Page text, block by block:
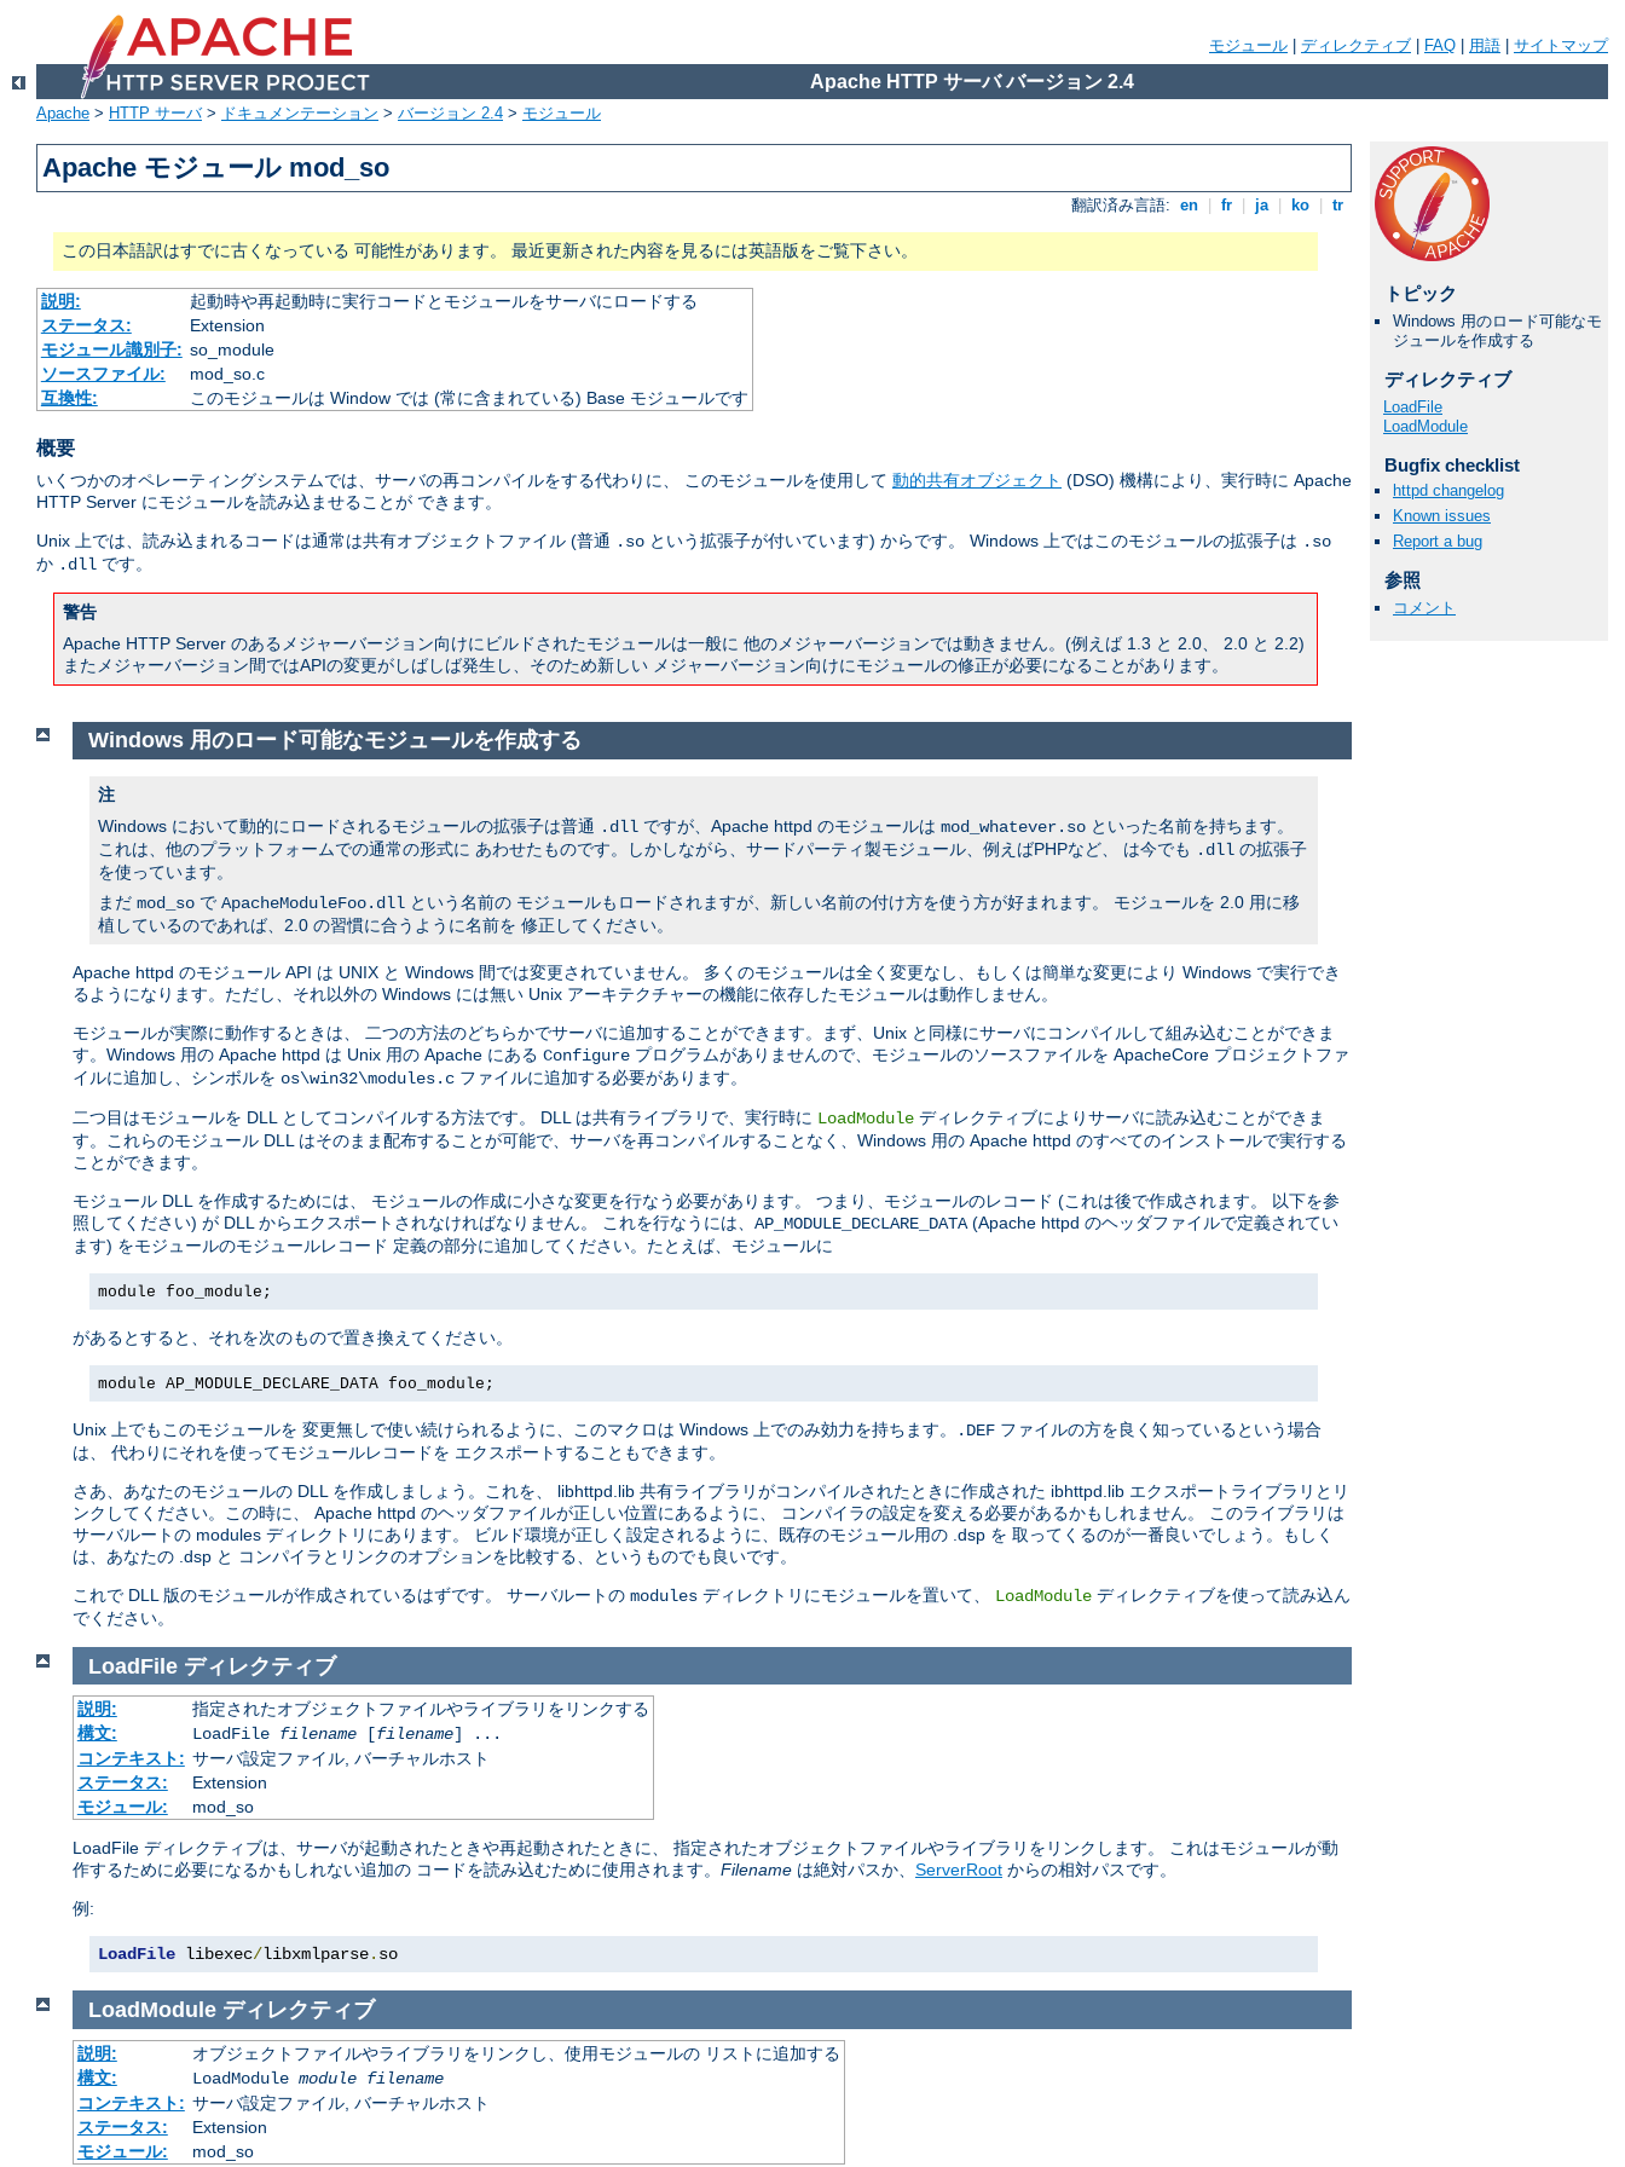
モジュール ディレクティブ FAQ 用語 サイトマップ
Apache HTTP サーバ バージョン 2.4
Apache > HTTP サーバ> ドキュメンテーション > バージョン 2.4 > モジュール
Apache モジュール mod_so
翻訳済み言語: en fr ja ko tr
この日本語訳はすでに古くなっている 可能性があります。 最近更新された内容を見るには英語版をご覧下さい。
説明:
起動時や再起動時に実行コードとモジュールをサーバにロードする
ステータス:
Extension
モジュール識別子: so_module
ソースファイル:
mod_so.c
互換性:
このモジュールは Window では (常に含まれている) Base モジュールです
概要
いくつかのオペレーティングシステムでは、サーバの再コンパイルをする代わりに、 このモジュールを使用して 動的共有オブジェクト (DSO) 機構により、実行時に Apache
HTTP Server にモジュールを読み込ませることが できます。
Unix 上では、読み込まれるコードは通常は共有オブジェクトファイル (普通 .so という拡張子が付いています) からです。 Windows 上ではこのモジュールの拡張子は .so
か .dll です。
警告
Apache HTTP Server のあるメジャーバージョン向けにビルドされたモジュールは一般に 他のメジャーバージョンでは動きません。(例えば 1.3 と 2.0、 2.0 と 2.2)
またメジャーバージョン間ではAPIの変更がしばしば発生し、そのため新しい メジャーバージョン向けにモジュールの修正が必要になることがあります。
トピック
Windows 用のロード可能なモ
ジュールを作成する
ディレクティブ
LoadFile
LoadModule
Bugfix checklist
httpd changelog
Known issues
Report a bug
参照
コメント
Windows 用のロード可能なモジュールを作成する
注
Windows において動的にロードされるモジュールの拡張子は普通 .dll ですが、Apache httpd のモジュールは mod_whatever.so といった名前を持ちます。
これは、他のプラットフォームでの通常の形式に あわせたものです。しかしながら、サードパーティ製モジュール、例えばPHPなど、 は今でも .dll の拡張子
を使っています。
まだ mod_so で ApacheModuleFoo.dll という名前の モジュールもロードされますが、新しい名前の付け方を使う方が好まれます。 モジュールを 2.0 用に移
植しているのであれば、2.0 の習慣に合うように名前を 修正してください。
Apache httpd のモジュール API は UNIX と Windows 間では変更されていません。 多くのモジュールは全く変更なし、もしくは簡単な変更により Windows で実行でき
るようになります。ただし、それ以外の Windows には無い Unix アーキテクチャーの機能に依存したモジュールは動作しません。
モジュールが実際に動作するときは、 二つの方法のどちらかでサーバに追加することができます。まず、Unix と同様にサーバにコンパイルして組み込むことができま
す。Windows 用の Apache httpd は Unix 用の Apache にある Configure プログラムがありませんので、モジュールのソースファイルを ApacheCore プロジェクトファ
イルに追加し、シンボルを os\win32\modules.c ファイルに追加する必要があります。
二つ目はモジュールを DLL としてコンパイルする方法です。 DLL は共有ライブラリで、実行時に LoadModule ディレクティブによりサーバに読み込むことができま
す。これらのモジュール DLL はそのまま配布することが可能で、サーバを再コンパイルすることなく、Windows 用の Apache httpd のすべてのインストールで実行する
ことができます。
モジュール DLL を作成するためには、 モジュールの作成に小さな変更を行なう必要があります。 つまり、モジュールのレコード (これは後で作成されます。 以下を参
照してください) が DLL からエクスポートされなければなりません。 これを行なうには、 AP_MODULE_DECLARE_DATA (Apache httpd のヘッダファイルで定義されてい
ます) をモジュールのモジュールレコード 定義の部分に追加してください。たとえば、モジュールに
module foo_module;
があるとすると、それを次のもので置き換えてください。
module AP_MODULE_DECLARE_DATA foo_module;
Unix 上でもこのモジュールを 変更無しで使い続けられるように、このマクロは Windows 上でのみ効力を持ちます。 .DEF ファイルの方を良く知っているという場合
は、 代わりにそれを使ってモジュールレコードを エクスポートすることもできます。
さあ、あなたのモジュールの DLL を作成しましょう。これを、 libhttpd.lib 共有ライブラリがコンパイルされたときに作成された ibhttpd.lib エクスポートライブラリとリ
ンクしてください。この時に、 Apache httpd のヘッダファイルが正しい位置にあるように、 コンパイラの設定を変える必要があるかもしれません。 このライブラリは
サーバルートの modules ディレクトリにあります。 ビルド環境が正しく設定されるように、既存のモジュール用の .dsp を 取ってくるのが一番良いでしょう。もしく
は、あなたの .dsp と コンパイラとリンクのオプションを比較する、というものでも良いです。
これで DLL 版のモジュールが作成されているはずです。 サーバルートの modules ディレクトリにモジュールを置いて、 LoadModule ディレクティブを使って読み込ん
でください。
LoadFile ディレクティブ
説明:
指定されたオブジェクトファイルやライブラリをリンクする
構文:
LoadFile filename[filename] ...
コンテキスト: サーバ設定ファイル, バーチャルホスト
ステータス:
Extension
モジュール:
mod_so
LoadFile ディレクティブは、サーバが起動されたときや再起動されたときに、 指定されたオブジェクトファイルやライブラリをリンクします。 これはモジュールが動
作するために必要になるかもしれない追加の コードを読み込むために使用されます。 Filename は絶対パスか、 ServerRoot からの相対パスです。
例:
LoadFile libexec/libxmlparse. so
LoadModule ディレクティブ
説明:
オブジェクトファイルやライブラリをリンクし、使用モジュールの リストに追加する
構文:
LoadModule module filename
コンテキスト: サーバ設定ファイル, バーチャルホスト
ステータス:
Extension
モジュール:
mod_so